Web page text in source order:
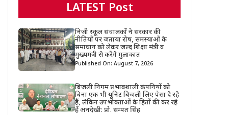
LATEST Post
निजी स्कूल संचालकों ने सरकार की
नीतियों पर जताया रोष, समस्याओं के
समाधान को लेकर जल्द शिक्षा मंत्री व
मुख्यमंत्री से करेंगे मुलाकात
Published On: August 7, 2026
बिजली निगम प्रभावशाली कंपनियों को
बिना एक भी यूनिट बिजली लिए पैसा दे रहे
हैं, लेकिन उपभोक्ताओं के हितों की कर रहे
हैं अनदेखी: प्रो. सम्पत सिंह